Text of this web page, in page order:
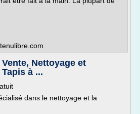
Vente, Nettoyage et
à ...
dans le nettoyage et la